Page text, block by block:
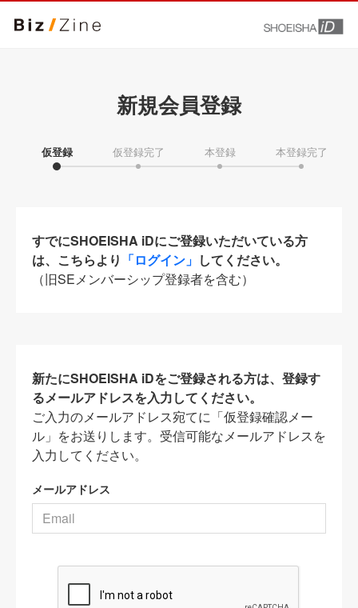
新規会員登録
仮登録 仮登録完了 本登録 本登録完了
すでにSHOEISHA iDにご登録いただいている方
は、こちらより 「ログイン」 してください。
（旧SEメンバーシップ登録者を含む）
新たにSHOEISHA iDをご登録される方は、登録す
るメールアドレスを入力してください。
ご入力のメールアドレス宛てに「仮登録確認メー
ル」をお送りします。受信可能なメールアドレスを
入力してください。
メールアドレス